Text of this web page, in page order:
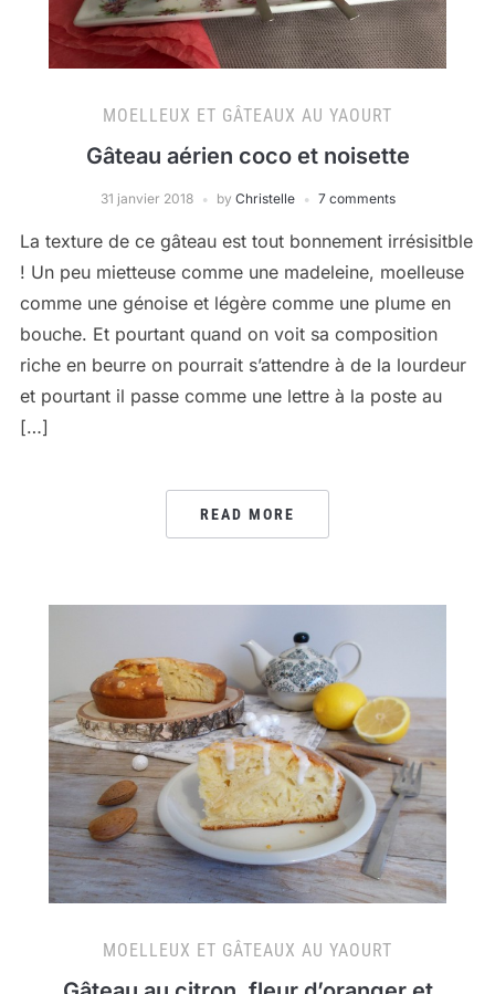
MOELLEUX ET GÂTEAUX AU YAOURT
Gâteau aérien coco et noisette
31 janvier 2018 by Christelle 7 comments
La texture de ce gâteau est tout bonnement irrésisitble
! Un peu mietteuse comme une madeleine, moelleuse
comme une génoise et légère comme une plume en
bouche. Et pourtant quand on voit sa composition
riche en beurre on pourrait s’attendre à de la lourdeur
et pourtant il passe comme une lettre à la poste au
[…]
READ MORE
MOELLEUX ET GÂTEAUX AU YAOURT